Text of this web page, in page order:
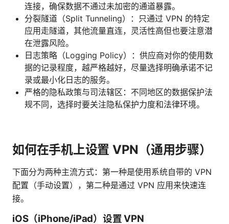
连接，确保数据不通过未加密的通道暴露。
分裂隧道（Split Tunneling）：只通过 VPN 的特定
应用走隧道，其他流量直连，灵活性高但也要注意潜
在泄露风险。
日志策略（Logging Policy）：供应商对你的使用数
据的记录程度，越严格越好，尽量选择明确承诺不记
录或最小化日志的服务。
严格的隐私政策与司法辖区：不同地区的数据保护法
规不同，选择时要关注隐私保护力度和法律环境。
如何在手机上设置 VPN（通用步骤）
下面分为两种主流方式：第一种是使用系统自带的 VPN
配置（手动设置），第二种是通过 VPN 应用来快速连
接。
iOS（iPhone/iPad）设置 VPN